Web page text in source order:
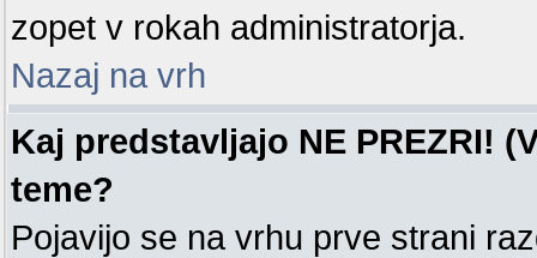
zopet v rokah administratorja.
Nazaj na vrh
Kaj predstavljajo NE PREZRI!
teme?
Pojavijo se na vrhu prve strani